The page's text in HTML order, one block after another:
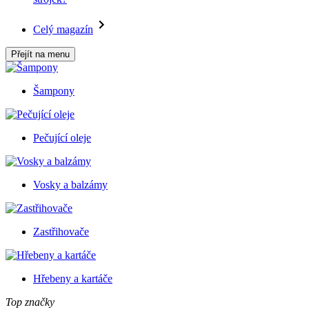
Celý magazín
Přejít na menu
Šampony
Pečující oleje
Vosky a balzámy
Zastřihovače
Hřebeny a kartáče
Top značky